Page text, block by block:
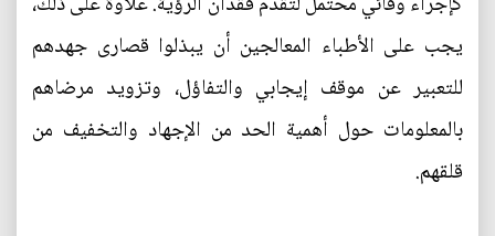
يجب على الأطباء المعالجين أن يبذلوا قصارى جهدهم
للتعبير عن موقف إيجابي والتفاؤل، وتزويد مرضاهم
بالمعلومات حول أهمية الحد من الإجهاد والتخفيف من
قلقهم.